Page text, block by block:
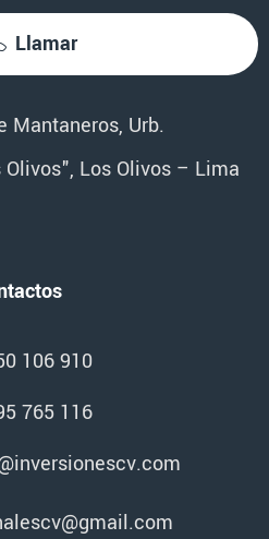
Llamar
Mantaneros, Urb.
Los Olivos – Lima
106 910
765 116